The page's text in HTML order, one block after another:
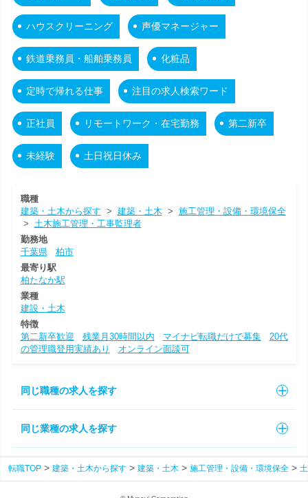
ハウスクリーニング 声優マネージャー
鉄道乗務員・船舶乗務員 化粧品
定時で帰れる仕事 注目の求人検索ワード
正社員 リモートワーク・在宅勤務 第二新卒
未経験 土日祝日休み
職種
建築・土木から探す > 建築・土木 > 施工管理・設備・環境保全
> 土木施工管理・工事監理者
勤務地
千葉県
柏市
最寄り駅
柏たなか駅
業種
建設・土木
特徴
第二新卒歓迎
残業月30時間以内 マイナビ転職だけで募集
20代
の管理職登用実績あり
オンライン面談可
同じ職種の求人を探す
同じ業種の求人を探す
転職TOP 建築・土木から探す 建築・土木 施工管理・設備・環境保全